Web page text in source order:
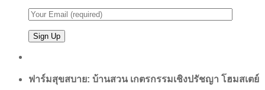
ฟาร์มสุขสบาย: บ้านสวน เกตรกรรมเชิงปรัชญา โฮมสเตย์